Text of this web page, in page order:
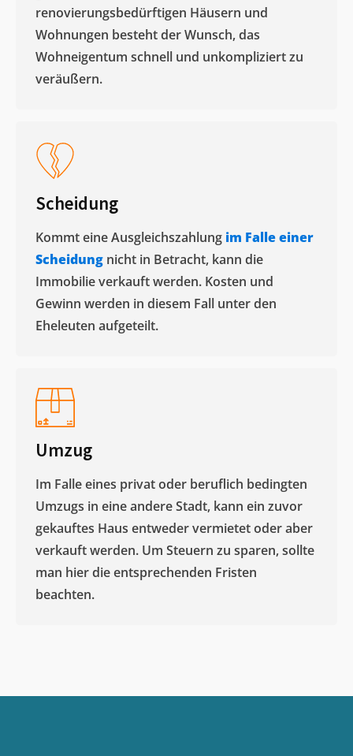
renovierungsbedürftigen Häusern und
Wohnungen besteht der Wunsch, das
Wohneigentum schnell und unkompliziert zu
veräußern. ​
Scheidung
Kommt eine Ausgleichszahlung im Falle einer
Scheidung nicht in Betracht, kann die
Immobilie verkauft werden. Kosten und
Gewinn werden in diesem Fall unter den
Eheleuten aufgeteilt.​
Umzug
Im Falle eines privat oder beruflich bedingten
Umzugs in eine andere Stadt, kann ein zuvor
gekauftes Haus entweder vermietet oder aber
verkauft werden. Um Steuern zu sparen, sollte
man hier die entsprechenden Fristen
beachten.